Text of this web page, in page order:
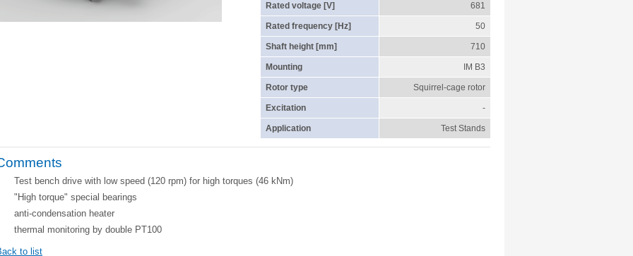
Rated voltage [V] 681
Rated frequency [Hz] 50
Shaft height [mm] 710
Mounting IM B3
Rotor type Squirrel-cage rotor
Excitation -
Application Test Stands
Test bench drive with low speed (120 rpm) for high torques (46 kNm)
"High torque" special bearings
anti-condensation heater
thermal monitoring by double PT100
to list